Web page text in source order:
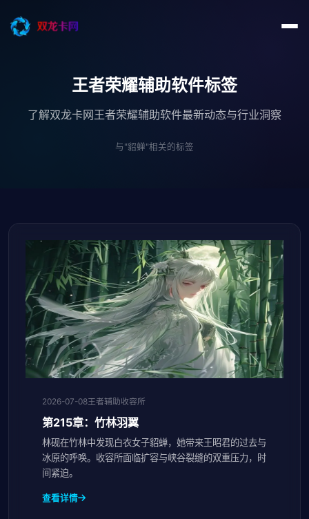
王者荣耀辅助软件标签
了解双龙卡网王者荣耀辅助软件最新动态与行业洞察
与"貂蝉"相关的标签
2026-07-08王者辅助收容所
第215章：竹林羽翼
林砚在竹林中发现白衣女子貂蝉，她带来王昭君的过去与
冰原的呼唤。收容所面临扩容与峡谷裂缝的双重压力，时
间紧迫。
查看详情